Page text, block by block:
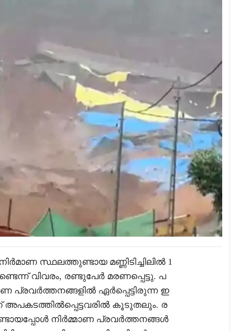
സ്ഥലത്തുണ്ടായ മണ്ണിടിച്ചിലിൽ 1
വിവരം, രണ്ടുപേർ മരണപ്പെട്ടു. പ
പ്രവർത്തനങ്ങളിൽ ഏർപ്പെട്ടിരുന്ന ഇ
കൂടുതലും. ര
നിർമ്മാണ പ്രവർത്തനങ്ങൾ